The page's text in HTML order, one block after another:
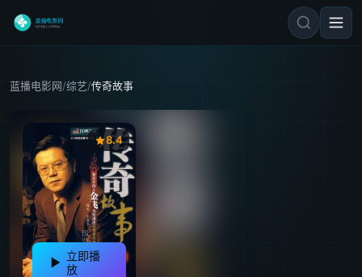
蓝播电影网/综艺/传奇故事
8.4
立即播
放